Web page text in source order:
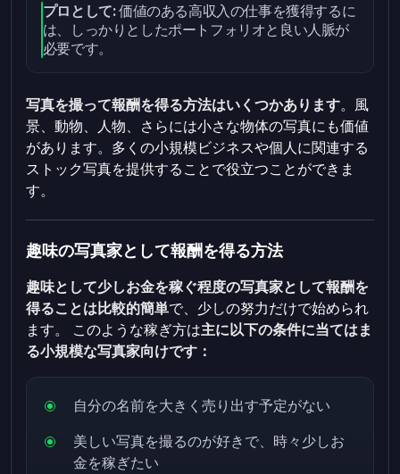
プロとして:価値のある高収入の仕事を獲得するに
は、しっかりとしたポートフォリオと良い人脈が
必要です。
写真を撮って報酬を得る方法はいくつかあります。風
景、動物、人物、さらには小さな物体の写真にも価値
があります。多くの小規模ビジネスや個人に関連する
ストック写真を提供することで役立つことができま
す。
趣味の写真家として報酬を得る方法
趣味として少しお金を稼ぐ程度の写真家として報酬を
得ることは比較的簡単で、少しの努力だけで始められ
ます。
このような稼ぎ方は主に以下の条件に当てはま
る小規模な写真家向けです：
自分の名前を大きく売り出す予定がない
美しい写真を撮るのが好きで、時々少しお
金を稼ぎたい